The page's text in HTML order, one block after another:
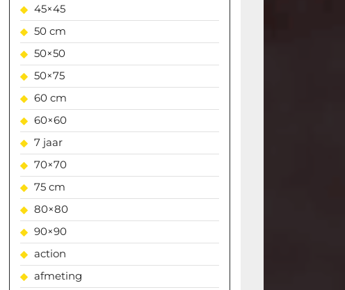
45×45
50 cm
50×50
50×75
60 cm
60×60
7 jaar
70×70
75 cm
80×80
90×90
action
afmeting